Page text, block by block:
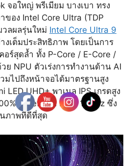
จอใหญ่ พรีเมียม บางเบา ทรง
ของ Intel Core Ultra (TDP
ลผลรุ่นใหม่ Intel Core Ultra 9
งเต็มประสิทธิภาพ โดยเป็นการ
ร์สุดล้ำ ทั้ง P-Core / E-Core /
ย NPU ตัวเร่งการทำงานด้าน AI
มไปถึงหน้าจอได้มาตรฐานสูง
LED UHD+ พาเนล IPS เกรดสูง
ที่ Refresh Rate 120Hz ซึ่ง
ภาพที่ดีที่สุด